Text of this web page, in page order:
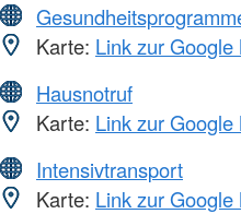
Karte: Link zur
Hausnotruf
Karte: Link zur
Intensivtransport
Karte: Link zur